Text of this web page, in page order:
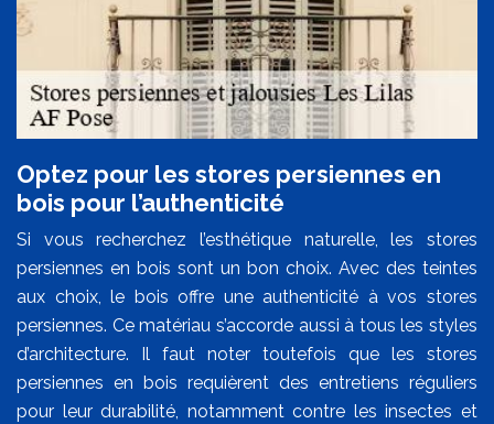
Optez pour les stores persiennes en
bois pour l’authenticité
Si vous recherchez l’esthétique naturelle, les stores
persiennes en bois sont un bon choix. Avec des teintes
aux choix, le bois offre une authenticité à vos stores
persiennes. Ce matériau s’accorde aussi à tous les styles
d’architecture. Il faut noter toutefois que les stores
persiennes en bois requièrent des entretiens réguliers
pour leur durabilité, notamment contre les insectes et